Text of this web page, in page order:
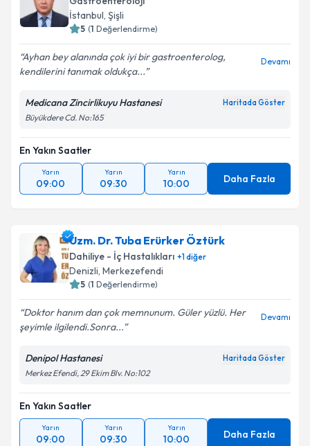
İstanbul, Şişli
5 (1 Değerlendirme)
Ayhan bey alanında çok iyi bir gastroenterolog,
kendilerini tanımak oldukça...
Devamı
Medicana Zincirlikuyu Hastanesi Haritada Göster
Büyükdere Cd. No:165
En Yakın Saatler
Yarın
09:00
Yarın
09:30
Yarın
10:00 Daha Fazla
Uzm. Dr. Tuba Erürker Öztürk
Dahiliye - İç Hastalıkları +1diğer
Denizli, Merkezefendi
5 (1 Değerlendirme)
Doktor hanım dan çok memnunum. Güler yüzlü. Her
şeyimle ilgilendi.Sonra...
Devamı
Denipol Hastanesi Haritada Göster
Merkez Efendi, 29 Ekim Blv. No:102
En Yakın Saatler
Yarın
09:00
Yarın
09:30
Yarın
10:00 Daha Fazla